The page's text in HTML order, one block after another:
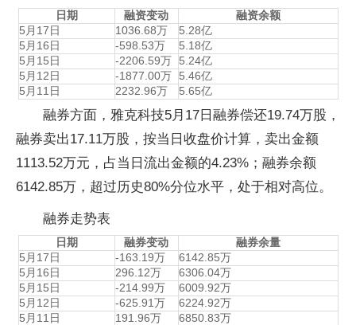
日期 融资变动
融资余额
5月17日
1036.68万
5.28亿
5月16日
-598.53万
5.18亿
5月15日
-2206.59万
5.24亿
5月12日
-1877.00万
5.46亿
5月11日
2232.96万 5.65亿
融券方面，雅克科技5月17日融券偿还19.74万股，
融券卖出17.11万股，按当日收盘价计算，卖出金额
1113.52万元，占当日流出金额的4.23%；融券余额
6142.85万，超过历史80%分位水平，处于相对高位。
融券走势表
日期 融券变动
融券余量
5月17日
-163.19万
6142.85万
5月16日
296.12万
6306.04万
5月15日
-214.99万
6009.92万
5月12日
-625.91万
6224.92万
5月11日
191.96万 6850.83万